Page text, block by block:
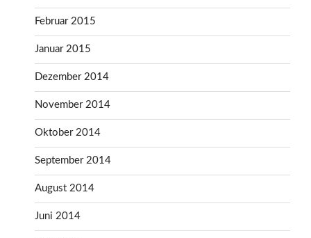
Februar 2015
Januar 2015
Dezember 2014
November 2014
Oktober 2014
September 2014
August 2014
Juni 2014